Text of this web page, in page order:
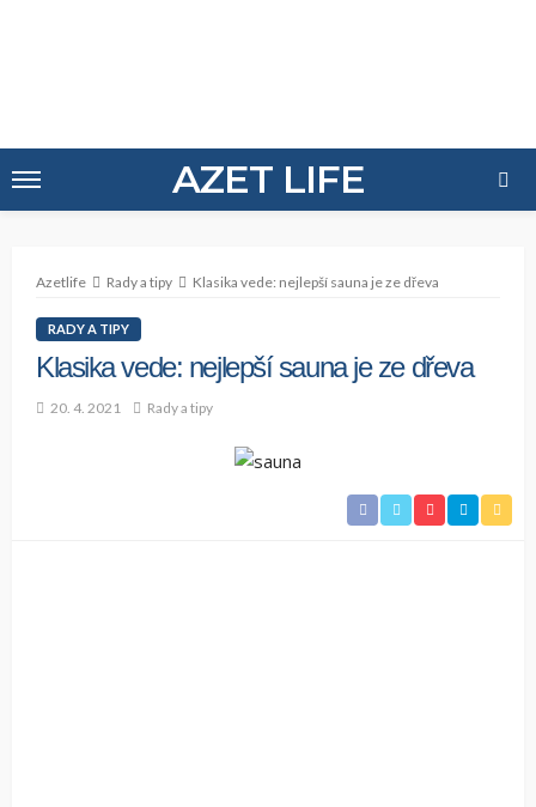
AZET LIFE
Azetlife Rady a tipy Klasika vede: nejlepší sauna je ze dřeva
RADY A TIPY
Klasika vede: nejlepší sauna je ze dřeva
20. 4. 2021 Rady a tipy